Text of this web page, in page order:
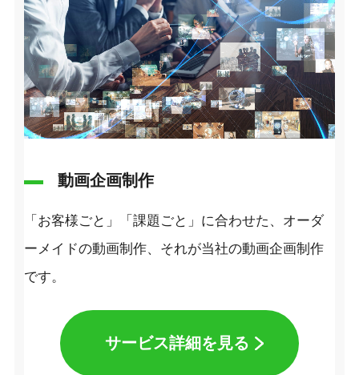
動画企画制作
「お客様ごと」「課題ごと」に合わせた、オーダ
ーメイドの動画制作、それが当社の動画企画制作
です。
サービス詳細を見る